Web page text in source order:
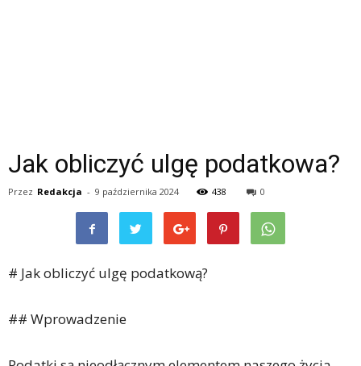
Jak obliczyć ulgę podatkowa?
Przez Redakcja - 9 października 2024 438 0
# Jak obliczyć ulgę podatkową?
## Wprowadzenie